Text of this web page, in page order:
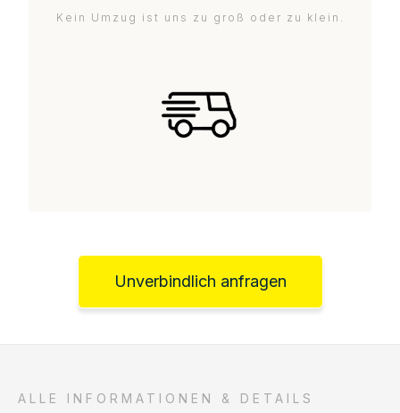
Kein Umzug ist uns zu groß oder zu klein.
Unverbindlich anfragen
ALLE INFORMATIONEN & DETAILS